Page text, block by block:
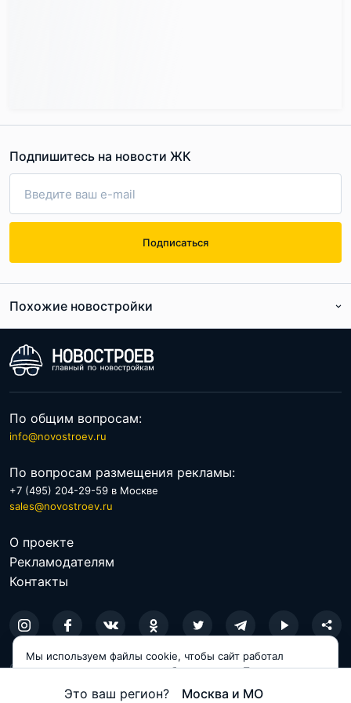
Это ваш регион? Москва и МО
уровне. Вокруг нет ни вредных производств, ни шумных
ЖК «Охтинские высоты» в качестве загородной
резиденции, например, и наслаждаться здесь отдыхом
всей семьёй.
Транспортная доступность жилого комплекса
достаточно неплохая. До Санкт-Петербурга расстояние
часа. Чтобы оптимизировать транспортную
доступность, застройщик построит дорогу в полтора
километра, выводящую от новостройки
Дорожная ситуация в районе относительно неплохая.
Однако на развязке с КАД нередко возникают пробки.
Если говорить о метро, то до ближайшей станции
Подпишитесь на новости ЖК
Подписаться
Похожие новостройки
По расположению
По общим вопросам:
info@novostroev.ru
По вопросам размещения рекламы:
+7 (495) 204-29-59 в Москве
sales@novostroev.ru
О проекте
Рекламодателям
Контакты
© 2026 NOVOSTROEV.RU
Политика обработки персональных данных
Мы используем файлы cookie, чтобы сайт работал
корректно и становился удобнее для вас. Продолжая